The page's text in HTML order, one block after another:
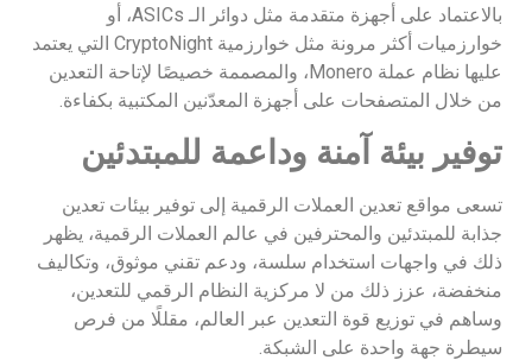
بالاعتماد على أجهزة متقدمة مثل دوائر الـ ASICs، أو
خوارزميات أكثر مرونة مثل خوارزمية CryptoNight التي يعتمد
عليها نظام عملة Monero، والمصممة خصيصًا لإتاحة التعدين
من خلال المتصفحات على أجهزة المعدّنين المكتبية بكفاءة.
توفير بيئة آمنة وداعمة للمبتدئين
تسعى مواقع تعدين العملات الرقمية إلى توفير بيئات تعدين
جذابة للمبتدئين والمحترفين في عالم العملات الرقمية، يظهر
ذلك في واجهات استخدام سلسة، ودعم تقني موثوق، وتكاليف
منخفضة، عزز ذلك من لا مركزية النظام الرقمي للتعدين،
وساهم في توزيع قوة التعدين عبر العالم، مقللًا من فرص
سيطرة جهة واحدة على الشبكة.